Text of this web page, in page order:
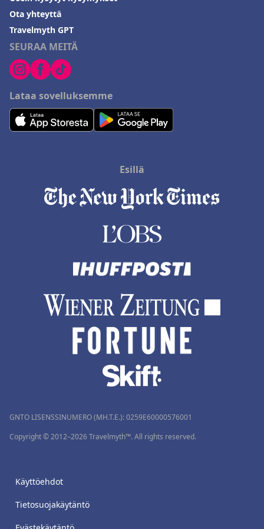
SEURAA MEITÄ
Lataa sovelluksemme
Ota yhteyttä
Travelmyth GPT
Esillä
GNTO LISENSSINUMERO (MH.T.E.): 0259Ε60000576001
Copyright © 2012–2026 Travelmyth™. All rights reserved.
Käyttöehdot
Tietosuojakäytäntö